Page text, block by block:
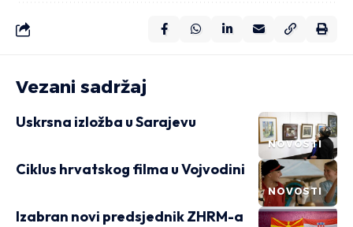
Vezani sadržaj
NOVOSTI
Uskrsna izložba u Sarajevu
NOVOSTI
Ciklus hrvatskog filma u Vojvodini
Izabran novi predsjednik ZHRM-a